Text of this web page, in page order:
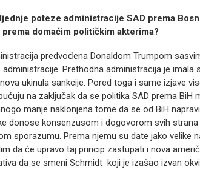
poteze administracije SAD prema
domaćim političkim akterima?
predvođena Donaldom Trumpom
administracije. Prethodna administracija je
ukinula sankcije. Pored toga i same izjave
na zaključak da se politika SAD prema BiH
manje naklonjena tome da se od BiH
donose konsenzusom i dogovorom svih
sporazumu. Prema njemu su date jako velike
da će upravo taj princip zastupati i nova
da se smeni Schmidt koji je izašao izvan